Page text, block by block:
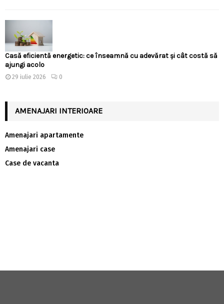
Casă eficientă energetic: ce înseamnă cu adevărat și cât costă să
ajungi acolo
29 iulie 2026 0
AMENAJARI INTERIOARE
Amenajari apartamente
Amenajari case
Case de vacanta